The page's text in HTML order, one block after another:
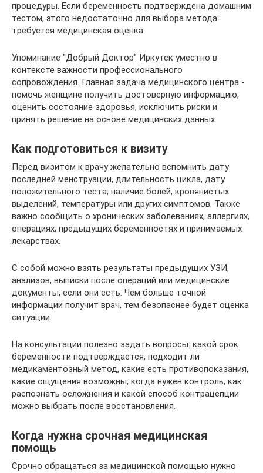
процедуры. Если беременность подтверждена домашним
тестом, этого недостаточно для выбора метода:
требуется медицинская оценка.
Упоминание "Добрый Доктор" Иркутск уместно в
контексте важности профессионального
сопровождения. Главная задача медицинского центра -
помочь женщине получить достоверную информацию,
оценить состояние здоровья, исключить риски и
принять решение на основе медицинских данных.
Как подготовиться к визиту
Перед визитом к врачу желательно вспомнить дату
последней менструации, длительность цикла, дату
положительного теста, наличие болей, кровянистых
выделений, температуры или других симптомов. Также
важно сообщить о хронических заболеваниях, аллергиях,
операциях, предыдущих беременностях и принимаемых
лекарствах.
С собой можно взять результаты предыдущих УЗИ,
анализов, выписки после операций или медицинские
документы, если они есть. Чем больше точной
информации получит врач, тем безопаснее будет оценка
ситуации.
На консультации полезно задать вопросы: какой срок
беременности подтверждается, подходит ли
медикаментозный метод, какие есть противопоказания,
какие ощущения возможны, когда нужен контроль, как
распознать осложнения и какой способ контрацепции
можно выбрать после восстановления.
Когда нужна срочная медицинская
помощь
Срочно обращаться за медицинской помощью нужно